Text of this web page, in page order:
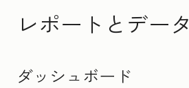
レポートとデータ
ダッシュボード